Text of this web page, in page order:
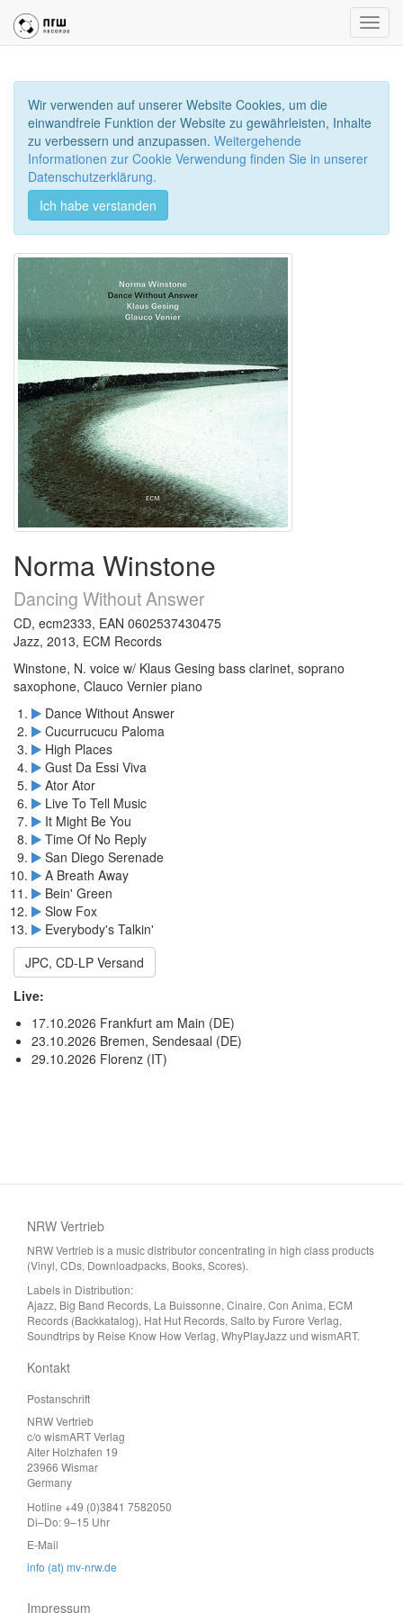
Wir verwenden auf unserer Website Cookies, um die
einwandfreie Funktion der Website zu gewährleisten, Inhalte
zu verbessern und anzupassen. Weitergehende
Informationen zur Cookie Verwendung finden Sie in unserer
Datenschutzerklärung.
Ich habe verstanden
Norma Winstone
Dancing Without Answer
CD, ecm2333, EAN 0602537430475
Jazz, 2013, ECM Records
Winstone, N. voice w/ Klaus Gesing bass clarinet, soprano
saxophone, Clauco Vernier piano
Dance Without Answer
Cucurrucucu Paloma
High Places
Gust Da Essi Viva
Ator Ator
Live To Tell Music
It Might Be You
Time Of No Reply
San Diego Serenade
A Breath Away
Bein' Green
Slow Fox
Everybody's Talkin'
JPC, CD-LP Versand
Live:
17.10.2026 Frankfurt am Main (DE)
23.10.2026 Bremen, Sendesaal (DE)
29.10.2026 Florenz (IT)
NRW Vertrieb
NRW Vertrieb is a music distributor concentrating in high class products
(Vinyl, CDs, Downloadpacks, Books, Scores).
Labels in Distribution:
Ajazz, Big Band Records, La Buissonne, Cinaire, Con Anima, ECM
Records (Backkatalog), Hat Hut Records, Salto by Furore Verlag,
Soundtrips by Reise Know How Verlag, WhyPlayJazz und wismART.
Kontakt
Postanschrift
NRW Vertrieb
c/o wismART Verlag
Alter Holzhafen 19
23966 Wismar
Germany
Hotline +49 (0)3841 7582050
Di–Do: 9–15 Uhr
E-Mail
info (at) mv-nrw.de
Impressum